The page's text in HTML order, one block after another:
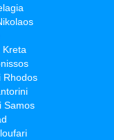
Kreta
Rhodos
Samos